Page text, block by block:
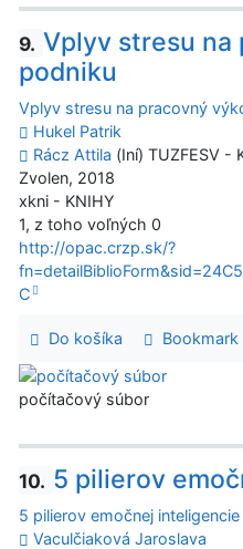
9. Vplyv stresu na
podniku
Vplyv stresu na pracovný
Hukel Patrik
Rácz Attila (Iní) TUZFESV -
Zvolen, 2018
xkni - KNIHY
1, z toho voľných 0
http://opac.crzp.sk/?
C
Do košíka Bookmark
počítačový súbor
10. 5 pilierov
5 pilierov emočnej inteligencie
Vaculčiaková Jaroslava